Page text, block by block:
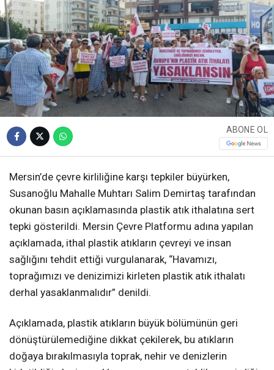
ABONE OL
Mersin’de çevre kirliliğine karşı tepkiler büyürken,
Susanoğlu Mahalle Muhtarı Salim Demirtaş tarafından
okunan basın açıklamasında plastik atık ithalatına sert
tepki gösterildi. Mersin Çevre Platformu adına yapılan
açıklamada, ithal plastik atıkların çevreyi ve insan
sağlığını tehdit ettiği vurgulanarak, “Havamızı,
toprağımızı ve denizimizi kirleten plastik atık ithalatı
derhal yasaklanmalıdır” denildi.
Açıklamada, plastik atıkların büyük bölümünün geri
dönüştürülemediğine dikkat çekilerek, bu atıkların
doğaya bırakılmasıyla toprak, nehir ve denizlerin